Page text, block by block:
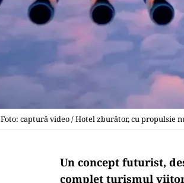
Foto: captură video / Hotel zburător, cu propulsie
Un concept futurist,
complet turismul